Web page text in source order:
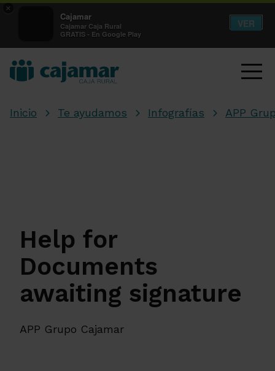
×
Cajamar
Cajamar Caja Rural
GRATIS - En Google Play
VER
Inicio Te ayudamos Infografías APP
Help for
Documents
awaiting signature
APP Grupo Cajamar